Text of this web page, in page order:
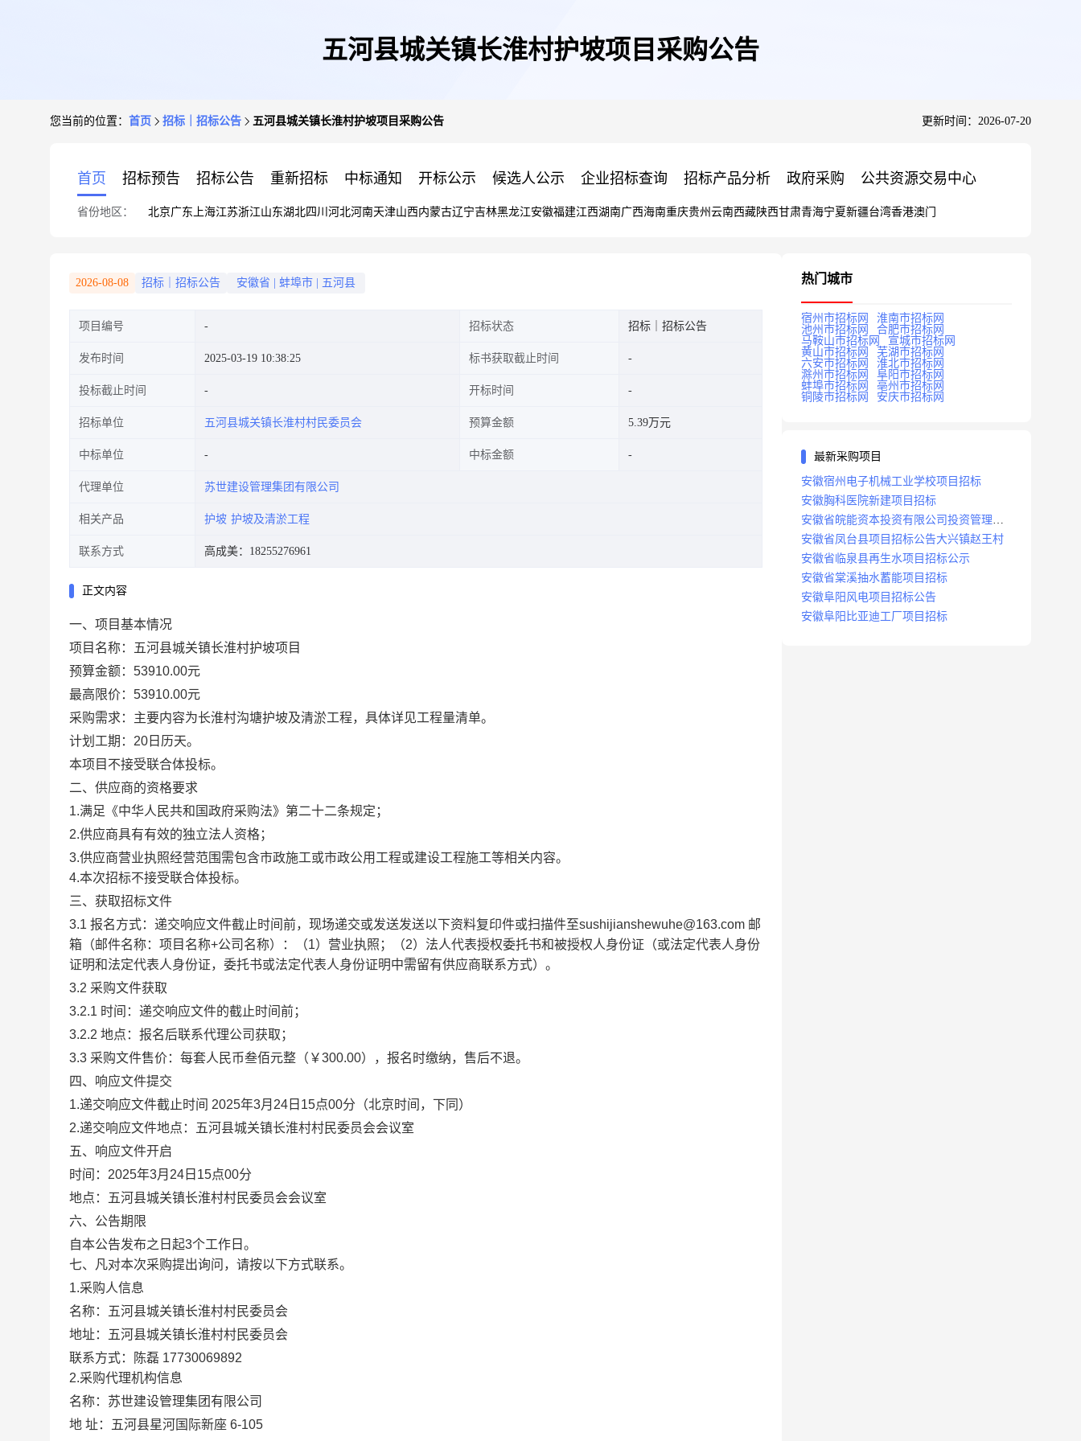
五河县城关镇长淮村护坡项目采购公告
您当前的位置： 首页 招标｜招标公告 五河县城关镇长淮村护坡项目采购公告 更新时间：2026-07-20
首页 招标预告 招标公告 重新招标 中标通知 开标公示 候选人公示 企业招标查询 招标产品分析 政府采购 公共资源交易中心
省份地区： 北京广东 上海江苏浙江山东湖北四川 河北河南天津山西内蒙古辽宁吉林黑龙江安徽福建江西湖南广西海南重庆贵州 云南西藏陕西甘肃青海宁夏新疆台湾香港澳门
2026-08-08 招标｜招标公告 安徽省 蚌埠市 五河县
项目编号 招标状态 招标｜招标公告
发布时间 2025-03-19 10:38:25 标书获取截止时间
投标截止时间 开标时间
招标单位 五河县城关镇长淮村村民委员会 预算金额 5.39万元
中标单位 中标金额
代理单位 苏世建设管理集团有限公司
相关产品 护坡 护坡及清淤工程
联系方式 高成美：18255276961
正文内容
一、项目基本情况
项目名称：
五河县城关镇长淮村护坡项目
预算金额： 53910.00元
最高限价： 53910.00元
采购需求：主要内容为长淮村沟塘护坡及清淤工程，具体详见工程量清单。
计划工期： 20日 历天。
本项目不接受联合体投标。
二、 供应商的资格要求
1.满足《中华人民共和国政府采购法》第二十二条规定；
2.供应商具有有效的独立法人资格；
3.供应商营业执照经营范围需包含市政施工或市政公用工程或建设工程施工等相关内容。
4.本次招标不接受联合体投标。
三、获取招标文件
3.1 报名方式：递交响应文件截止时间前， 现场递交或发送发送以下资料复印件或扫描件至sushijianshewuhe@163.com 邮
箱（邮件名称：项目名称+公司名称）：（1）营业执照 ； （2）法人代表授权委托书和被授权人身份证（或法定代表人身份
证明和法定代表人身份证，委托书或法定代表人身份证明中需留有供应商联系方式）。
3.2 采购文件获取
3.2.1 时间：递交响应文件的截止时间前；
3.2.2 地点：报名后联系代理公司获取；
3.3 采购文件售价：每套人民币叁佰元整（￥300.00），报名时缴纳，售后不退。
四、响应文件提交
1.递交响应文件截止时间 2025年3月 24 日 15点00分（北京时间，下同）
2.递交响应文件地点：
五河县城关镇长淮村村民委员会会议室
五、响应文件开启
时间： 2025年3月 24 日 15点00分
地点：
五河县城关镇长淮村村民委员会会议室
六、公告期限
自本公告发布之日起3个工作日。
七、凡对本次采购提出询问，请按以下方式联系。
1.采购人信息
名称：
五河县城关镇长淮村村民委员会
地址：
五河县城关镇长淮村村民委员会
联系方式：
陈磊 17730069892
2.采购代理机构信息
名称：苏世建设管理集团有限公司
地 址：五河县星河国际新座 6-105
热门城市
宿州市招标网
淮南市招标网
池州市招标网
合肥市招标网
马鞍山市招标网
宣城市招标网
黄山市招标网
芜湖市招标网
六安市招标网
淮北市招标网
滁州市招标网
阜阳市招标网
蚌埠市招标网
亳州市招标网
铜陵市招标网
安庆市招标网
最新采购项目
安徽宿州电子机械工业学校项目招标
安徽胸科医院新建项目招标
安徽省皖能资本投资有限公司投资管理系
统建设项目招标
安徽省凤台县项目招标公告大兴镇赵王村
安徽省临泉县再生水项目招标公示
安徽省棠溪抽水蓄能项目招标
安徽阜阳风电项目招标公告
安徽阜阳比亚迪工厂项目招标